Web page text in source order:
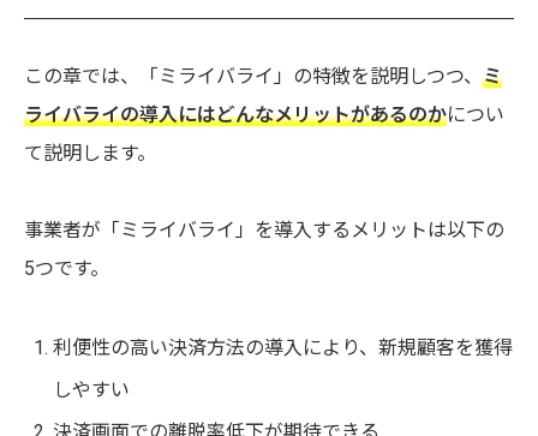
この章では、「ミライバライ」の特徴を説明しつつ、 ミ
ライバライの導入にはどんなメリットがあるのかについ
て説明します。
事業者が「ミライバライ」を導入するメリットは以下の
5つです。
利便性の高い決済方法の導入により、新規顧客を獲得
しやすい